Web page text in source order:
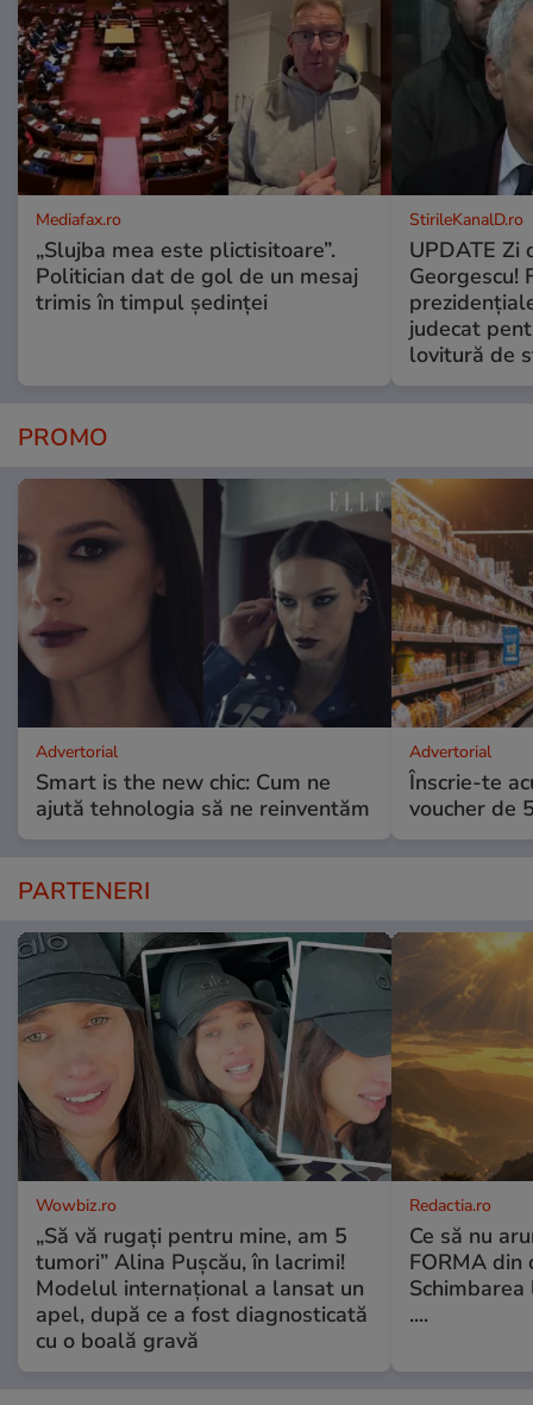
Mediafax.ro
„Slujba mea este plictisitoare”.
Politician dat de gol de un mesaj
trimis în timpul ședinței
StirileKanalD.ro
UPDATE Zi
Georgescu!
judecat
lovitură de
PROMO
Advertorial
Smart is the new chic: Cum ne
ajută tehnologia să ne reinventăm
Advertorial
Înscrie-te
voucher de
PARTENERI
Wowbiz.ro
„Să vă rugați pentru mine, am 5
tumori” Alina Pușcău, în lacrimi!
Modelul internațional a lansat un
apel, după ce a fost diagnosticată
cu o boală gravă
Redactia.ro
Ce să nu
FORMA din
Schimbarea
....